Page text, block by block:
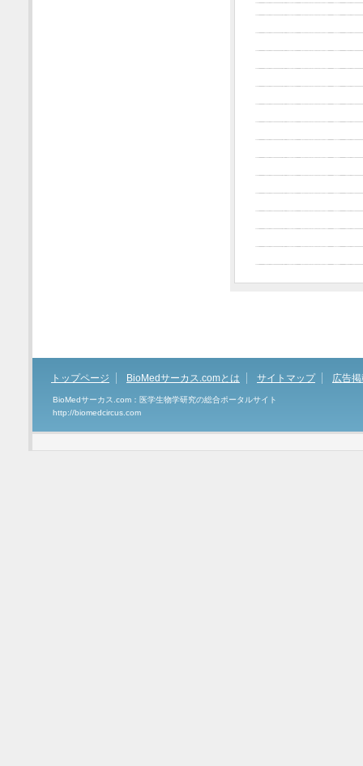
トップページ BioMedサーカス.comとは サイトマップ 広告
BioMedサーカス.com：医学生物学研究の総合ポータルサイト
http://biomedcircus.com